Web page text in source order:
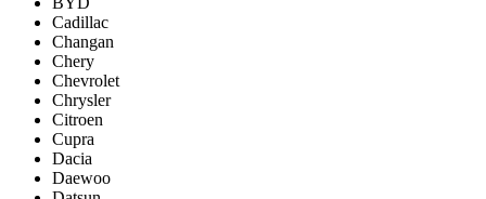
Cadillac
Changan
Chery
Chevrolet
Chrysler
Citroen
Cupra
Dacia
Daewoo